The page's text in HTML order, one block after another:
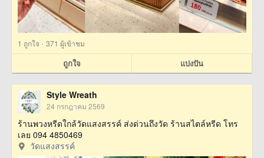
1 ถูกใจ · 371 ผู้เข้าชม
ถูกใจ แบ่งปัน
Style Wreath
24 กรกฎาคม 2569
ร้านพวงหรีดใกล้วัดแสงสรรค์ ส่งด่วนถึงวัด ร้านสไตล์หรีด โทร
เลย 094 4850469
วัดแสงสรรค์